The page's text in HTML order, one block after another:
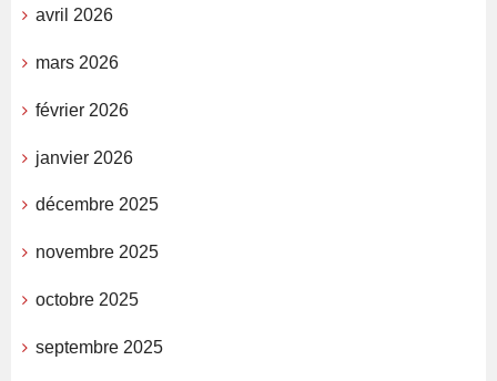
avril 2026
mars 2026
février 2026
janvier 2026
décembre 2025
novembre 2025
octobre 2025
septembre 2025